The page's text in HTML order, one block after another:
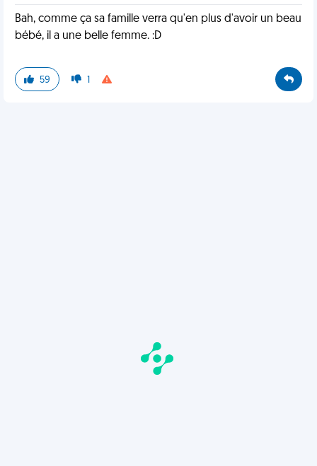
Bah, comme ça sa famille verra qu'en plus d'avoir un beau
bébé, il a une belle femme. :D
59 1